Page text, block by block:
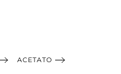
ACETATO